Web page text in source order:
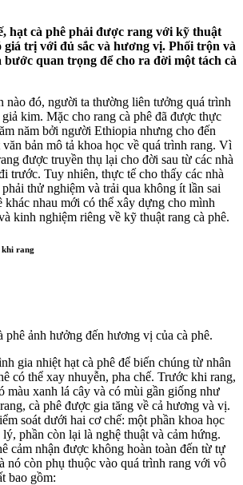
hạt cà phê phải được rang với kỹ thuật
trị với đủ sắc và hương vị. Phối trộn và
bước quan trọng để cho ra đời một tách cà
nào đó, người ta thường liên tưởng quá trình
giả kim. Mặc cho rang cà phê đã được thực
năm bởi người Ethiopia nhưng cho đến
bản mô tả khoa học về quá trình rang. Vì
được truyền thụ lại cho đời sau từ các nhà
trước. Tuy nhiên, thực tế cho thấy các nhà
thử nghiệm và trải qua không ít lần sai
khác nhau mới có thể xây dựng cho mình
kinh nghiệm riêng về kỹ thuật rang cà phê.
khi rang
phê ảnh hưởng đến hương vị của cà phê.
gia nhiệt hạt cà phê để biến chúng từ nhân
có thể xay nhuyễn, pha chế. Trước khi rang,
màu xanh lá cây và có mùi gần giống như
cà phê được gia tăng về cả hương và vị.
soát dưới hai cơ chế: một phần khoa học
phần còn lại là nghệ thuật và cảm hứng.
cảm nhận được không hoàn toàn đến từ tự
nó còn phụ thuộc vào quá trình rang với vô
bao gồm: